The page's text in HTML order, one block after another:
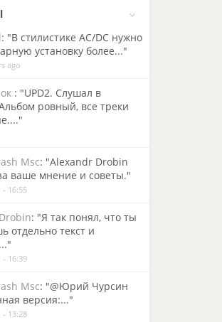
: "В стилистике AC/DC нужно
установку более..."
ago
: "UPD2. Слушал в
ровный, все треки
Msc: "Alexandr Drobin
ваше мнение и советы."
- 16:55
: "Я так понял, что ты
отдельно текст и
- 16:39
Msc: "@Юрий Чурсин
версия:..."
- 13:28